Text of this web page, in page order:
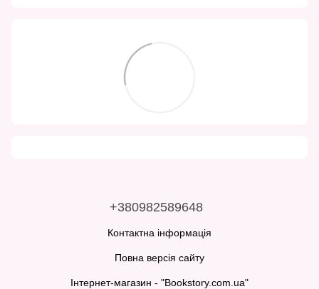
+380982589648
Контактна інформація
Повна версія сайту
Інтернет-магазин - "Bookstory.com.ua"